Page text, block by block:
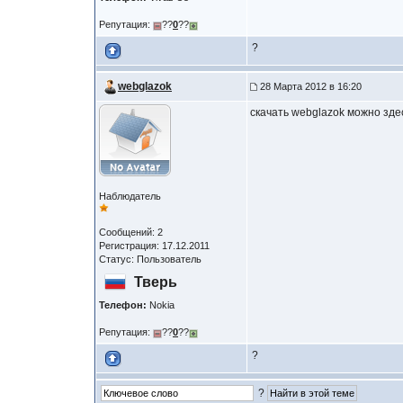
Репутация: ??0??
?
webglazok 28 Марта 2012 в 16:20
Наблюдатель
Сообщений: 2
Регистрация: 17.12.2011
Статус: Пользователь
Тверь
Телефон: Nokia
Репутация: ??0??
скачать webglazok можно
?
?